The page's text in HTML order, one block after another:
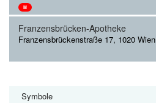
M
Franzensbrücken-Apotheke
Franzensbrückenstraße 17, 1020 Wien
Symbole